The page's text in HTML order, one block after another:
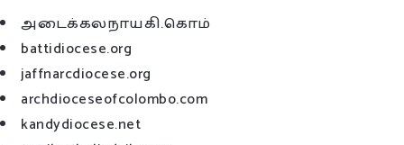
அடைக்கலநாயகி.கொம்
battidiocese.org
jaffnarcdiocese.org
archdioceseofcolombo.com
kandydiocese.net